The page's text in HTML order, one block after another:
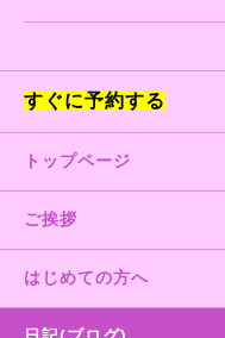
すぐに予約する
トップページ
ご挨拶
はじめての方へ